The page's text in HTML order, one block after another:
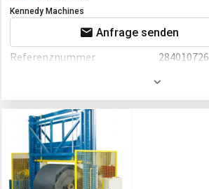
Kennedy Machines
Anfrage senden
Referenznummer
284010726
2024
Zusätzlich
CNC